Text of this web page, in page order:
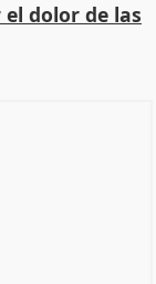
dolor de las